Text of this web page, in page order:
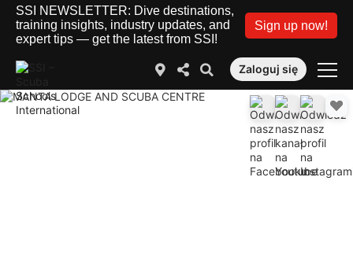
SSI NEWSLETTER: Dive destinations,
training insights, industry updates, and
expert tips — get the latest from SSI!
Sign up now!
Zaloguj się